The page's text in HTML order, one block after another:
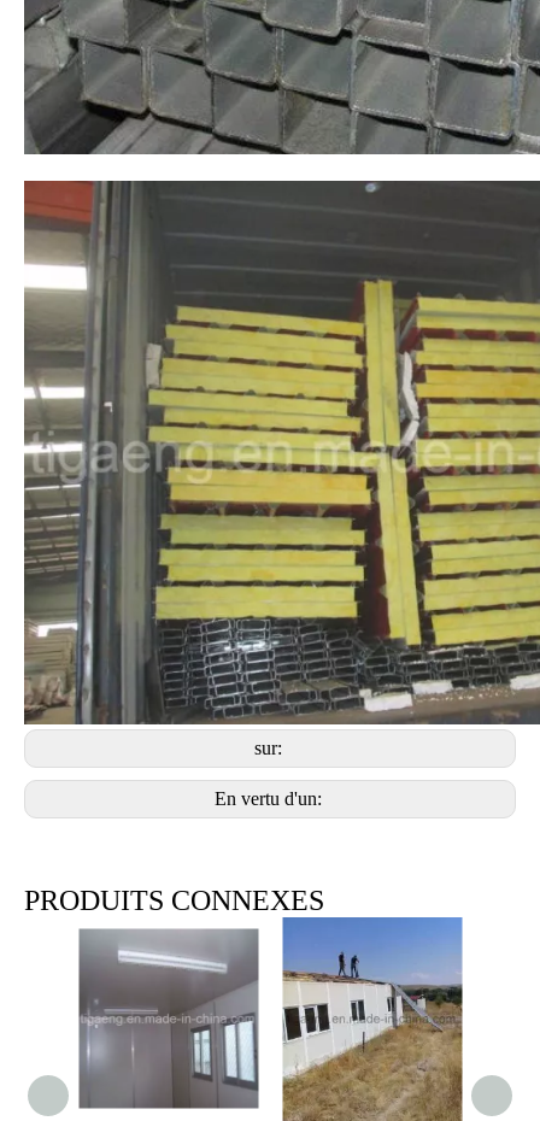
sur:
En vertu d'un:
PRODUITS CONNEXES